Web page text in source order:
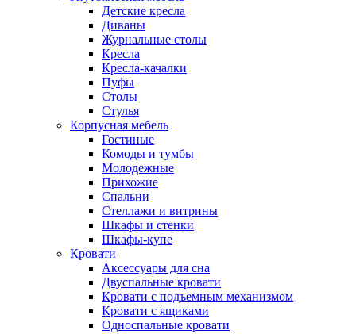
Детские кресла
Диваны
Журнальные столы
Кресла
Кресла-качалки
Пуфы
Столы
Стулья
Корпусная мебель
Гостиные
Комоды и тумбы
Молодежные
Прихожие
Спальни
Стеллажи и витрины
Шкафы и стенки
Шкафы-купе
Кровати
Аксессуары для сна
Двуспальные кровати
Кровати с подъемным механизмом
Кровати с ящиками
Односпальные кровати